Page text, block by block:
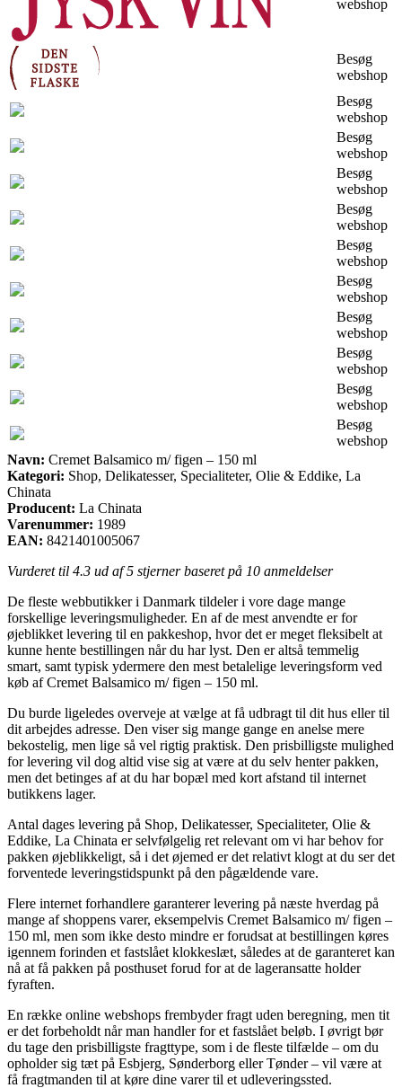
webshop
Besøg
webshop
Besøg
webshop
Besøg
webshop
Besøg
webshop
Besøg
webshop
Besøg
webshop
Besøg
webshop
Besøg
webshop
Besøg
webshop
Besøg
webshop
Besøg
webshop
Navn: Cremet Balsamico m/ figen – 150 ml
Kategori: Shop, Delikatesser, Specialiteter, Olie & Eddike, La
Chinata
Producent: La Chinata
Varenummer: 1989
EAN: 8421401005067
Vurderet til 4.3 ud af 5 stjerner baseret på 10 anmeldelser
De fleste webbutikker i Danmark tildeler i vore dage mange
forskellige leveringsmuligheder. En af de mest anvendte er for
øjeblikket levering til en pakkeshop, hvor det er meget fleksibelt at
kunne hente bestillingen når du har lyst. Den er altså temmelig
smart, samt typisk ydermere den mest betalelige leveringsform ved
køb af Cremet Balsamico m/ figen – 150 ml.
Du burde ligeledes overveje at vælge at få udbragt til dit hus eller til
dit arbejdes adresse. Den viser sig mange gange en anelse mere
bekostelig, men lige så vel rigtig praktisk. Den prisbilligste mulighed
for levering vil dog altid vise sig at være at du selv henter pakken,
men det betinges af at du har bopæl med kort afstand til internet
butikkens lager.
Antal dages levering på Shop, Delikatesser, Specialiteter, Olie &
Eddike, La Chinata er selvfølgelig ret relevant om vi har behov for
pakken øjeblikkeligt, så i det øjemed er det relativt klogt at du ser det
forventede leveringstidspunkt på den pågældende vare.
Flere internet forhandlere garanterer levering på næste hverdag på
mange af shoppens varer, eksempelvis Cremet Balsamico m/ figen –
150 ml, men som ikke desto mindre er forudsat at bestillingen køres
igennem forinden et fastslået klokkeslæt, således at de garanteret kan
nå at få pakken på posthuset forud for at de lageransatte holder
fyraften.
En række online webshops frembyder fragt uden beregning, men tit
er det forbeholdt når man handler for et fastslået beløb. I øvrigt bør
du tage den prisbilligste fragttype, som i de fleste tilfælde – om du
opholder sig tæt på Esbjerg, Sønderborg eller Tønder – vil være at
få fragtmanden til at køre dine varer til et udleveringssted.